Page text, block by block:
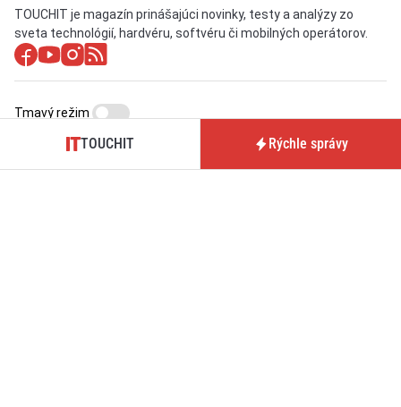
TOUCHIT je magazín prinášajúci novinky, testy a analýzy zo
sveta technológií, hardvéru, softvéru či mobilných operátorov.
O nás / Kontakt
Predplatné časopisu
Tmavý režim
TOUCHIT Rýchle správy